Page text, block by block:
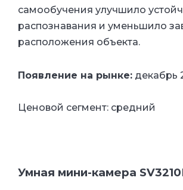
самообучения улучшило
распознавания и уменьшило
расположения объекта.
Появление на рынке: декабрь
Ценовой сегмент: средний
Умная мини-камера